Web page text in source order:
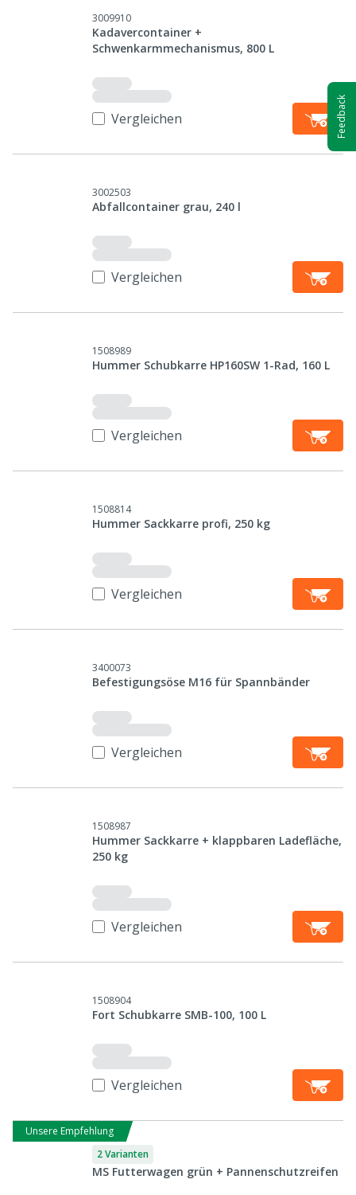
3009910
Kadavercontainer +
Schwenkarmmechanismus, 800 L
Vergleichen
3002503
Abfallcontainer grau, 240 l
Vergleichen
1508989
Hummer Schubkarre HP160SW 1-Rad, 160 L
Vergleichen
1508814
Hummer Sackkarre profi, 250 kg
Vergleichen
3400073
Befestigungsöse M16 für Spannbänder
Vergleichen
1508987
Hummer Sackkarre + klappbaren Ladefläche,
250 kg
Vergleichen
1508904
Fort Schubkarre SMB-100, 100 L
Vergleichen
Unsere Empfehlung
2 Varianten
MS Futterwagen grün + Pannenschutzreifen
Feedback